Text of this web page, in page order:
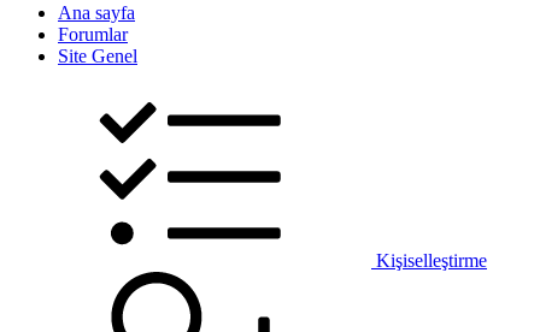
Ana sayfa
Forumlar
Site Genel
Kişiselleştirme